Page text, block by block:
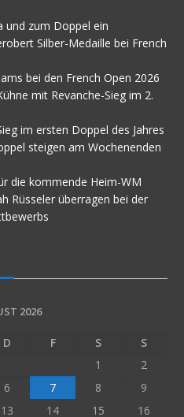
und zum Doppel ein
Silber-Medaille bei French
bei den French Open 2026
mit Revanche-Sieg im 2.
im ersten Doppel des Jahres
steigen am Wochenenden
die kommende Heim-WM
Rüsseler überragen bei der
2026
D F S
S
1
2
6 7 8
9
13 14 15 16